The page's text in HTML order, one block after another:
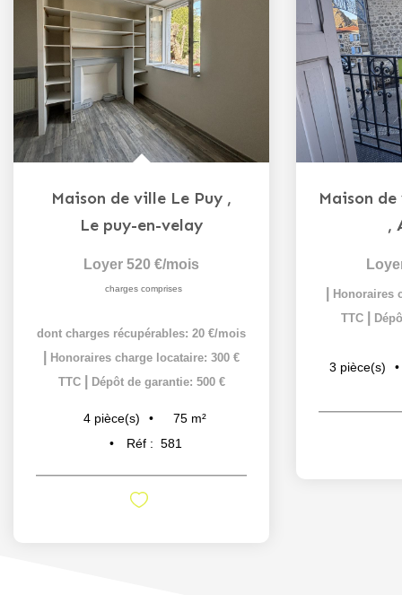
Maison de ville Le Puy ,
Le puy-en-velay
Loyer 520 €/mois
charges comprises
dont charges récupérables: 20 €/mois
Honoraires charge locataire: 300 €
TTC
Dépôt de garantie: 500 €
4 pièce(s) 75 m²
Réf : 581
,
Honoraires
TTC
3 pièce(s)